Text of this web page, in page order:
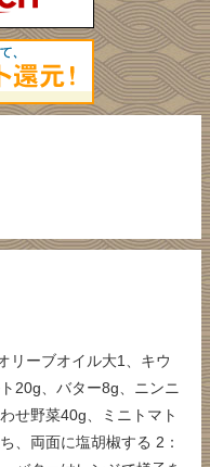
リーブオイル大1、キウ
20g、バター8g、ニンニ
せ野菜40g、ミニトマト
、両面に塩胡椒する 2：